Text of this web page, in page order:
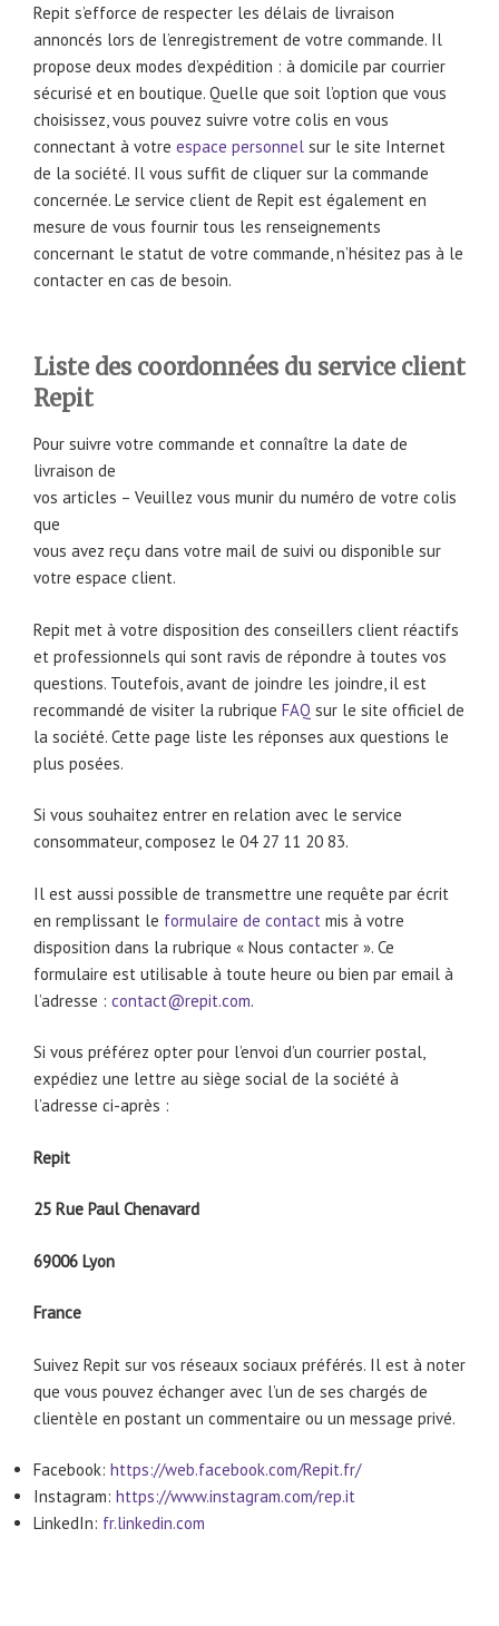
Repit s’efforce de respecter les délais de livraison
annoncés lors de l’enregistrement de votre commande. Il
propose deux modes d’expédition : à domicile par courrier
sécurisé et en boutique. Quelle que soit l’option que vous
choisissez, vous pouvez suivre votre colis en vous
connectant à votre espace personnel sur le site Internet
de la société. Il vous suffit de cliquer sur la commande
concernée. Le service client de Repit est également en
mesure de vous fournir tous les renseignements
concernant le statut de votre commande, n’hésitez pas à le
contacter en cas de besoin.
Liste des coordonnées du service client
Repit
Pour suivre votre commande et connaître la date de
livraison de
vos articles – Veuillez vous munir du numéro de votre colis
que
vous avez reçu dans votre mail de suivi ou disponible sur
votre espace client.
Repit met à votre disposition des conseillers client réactifs
et professionnels qui sont ravis de répondre à toutes vos
questions. Toutefois, avant de joindre les joindre, il est
recommandé de visiter la rubrique FAQ sur le site officiel de
la société. Cette page liste les réponses aux questions le
plus posées.
Si vous souhaitez entrer en relation avec le service
consommateur, composez le 04 27 11 20 83.
Il est aussi possible de transmettre une requête par écrit
en remplissant le formulaire de contact mis à votre
disposition dans la rubrique « Nous contacter ». Ce
formulaire est utilisable à toute heure ou bien par email à
l’adresse : contact@repit.com.
Si vous préférez opter pour l’envoi d’un courrier postal,
expédiez une lettre au siège social de la société à
l’adresse ci-après :
Repit
25 Rue Paul Chenavard
69006 Lyon
France
Suivez Repit sur vos réseaux sociaux préférés. Il est à noter
que vous pouvez échanger avec l’un de ses chargés de
clientèle en postant un commentaire ou un message privé.
Facebook: https://web.facebook.com/Repit.fr/
Instagram: https://www.instagram.com/rep.it
LinkedIn: fr.linkedin.com